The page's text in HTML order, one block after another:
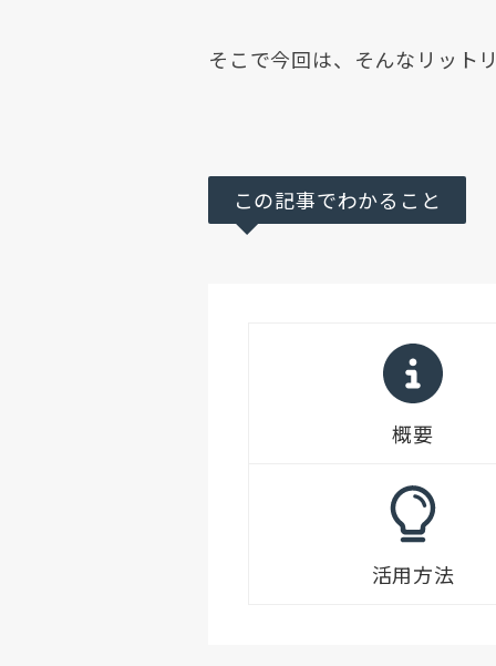
そこで今回は、そんなリット
この記事でわかること
概要
活用方法